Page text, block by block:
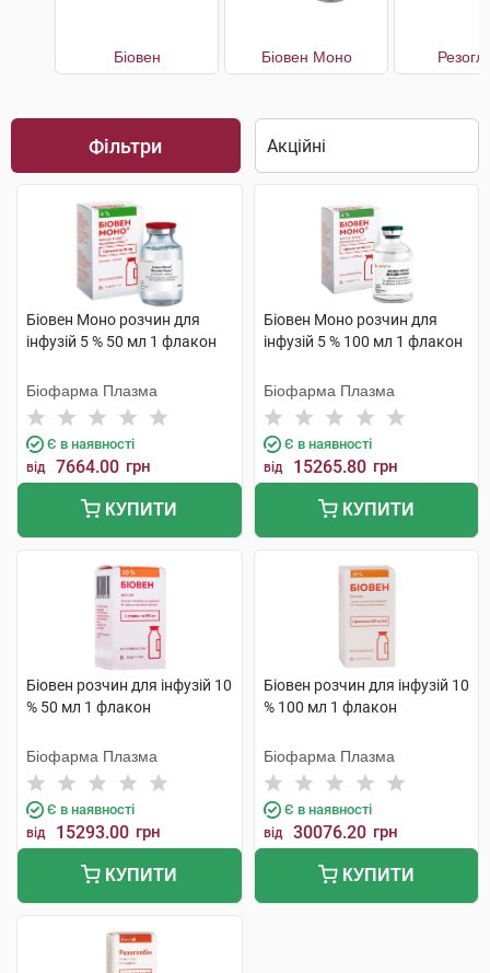
Біовен Біовен Моно
Фільтри
Біовен Моно розчин для
інфузій 5 % 50 мл 1 флакон
Біофарма Плазма
Є в наявності
від 7664.00 грн
КУПИТИ
Біовен Моно розчин для
інфузій 5 % 100 мл 1 флакон
Біофарма Плазма
Є в наявності
від 15265.80 грн
КУПИТИ
Біовен розчин для інфузій 10
% 50 мл 1 флакон
Біофарма Плазма
Є в наявності
від 15293.00 грн
КУПИТИ
Біовен розчин для інфузій 10
% 100 мл 1 флакон
Біофарма Плазма
Є в наявності
від 30076.20 грн
КУПИТИ